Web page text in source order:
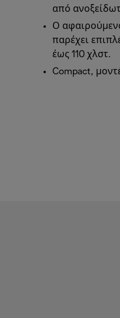
από
Ο
παρέχει
έως 110 χλστ.
Compact,